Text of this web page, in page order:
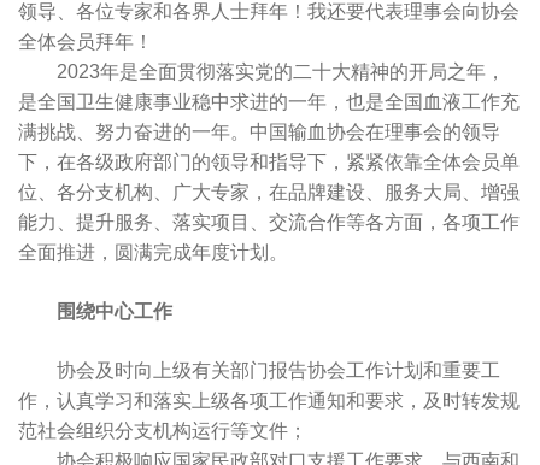
领导、各位专家和各界人士拜年！我还要代表理事会向协会
全体会员拜年！
2023年是全面贯彻落实党的二十大精神的开局之年，
是全国卫生健康事业稳中求进的一年，也是全国血液工作充
满挑战、努力奋进的一年。中国输血协会在理事会的领导
下，在各级政府部门的领导和指导下，紧紧依靠全体会员单
位、各分支机构、广大专家，在品牌建设、服务大局、增强
能力、提升服务、落实项目、交流合作等各方面，各项工作
全面推进，圆满完成年度计划。
围绕中心工作
协会及时向上级有关部门报告协会工作计划和重要工
作，认真学习和落实上级各项工作通知和要求，及时转发规
范社会组织分支机构运行等文件；